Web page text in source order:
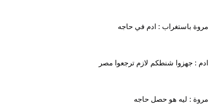
مروة باستغراب : ادم في حاجه
ادم : جهزوا شنطكم لازم ترجعوا مصر
مروة : ليه هو حصل حاجه